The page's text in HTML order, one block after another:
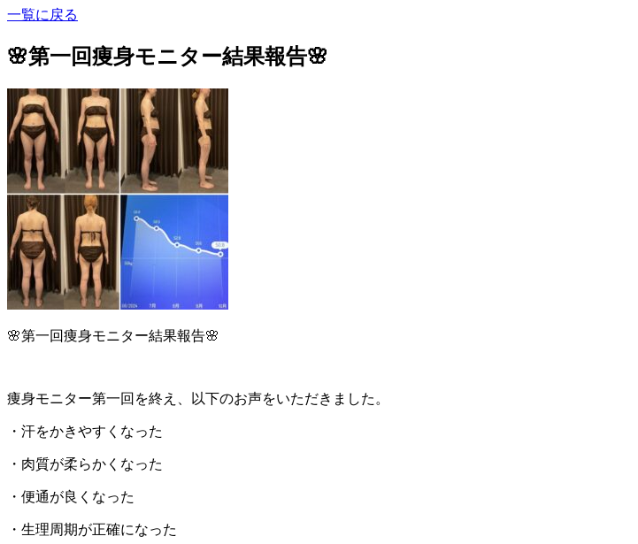
一覧に戻る
🌸第一回痩身モニター結果報告🌸
🌸第一回痩身モニター結果報告🌸
痩身モニター第一回を終え、以下のお声をいただきました。
・汗をかきやすくなった
・肉質が柔らかくなった
・便通が良くなった
・生理周期が正確になった